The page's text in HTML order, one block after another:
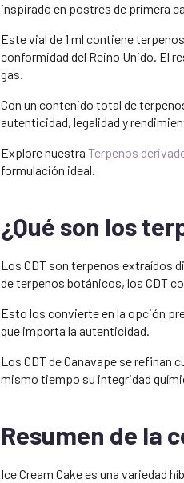
inspirado en postres de primera
Este vial de 1 ml contiene
conformidad del Reino Unido. El
gas.
Con un contenido total de
autenticidad, legalidad y
Explore nuestra Terpenos
formulación ideal.
¿Qué son los
Los CDT son terpenos extraídos
de terpenos botánicos, los CDT
Esto los convierte en la opción
que importa la autenticidad.
Los CDT de Canavape se refinan
mismo tiempo su integridad
Resumen de la
Ice Cream Cake es una variedad